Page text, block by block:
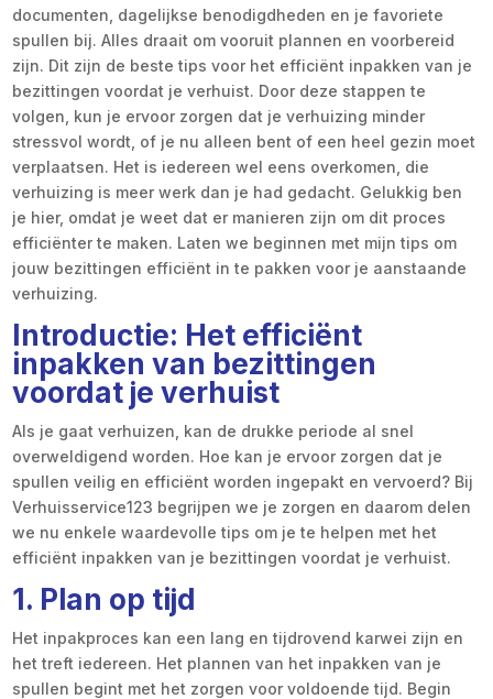
documenten, dagelijkse benodigdheden en je favoriete
spullen bij. Alles draait om vooruit plannen en voorbereid
zijn. Dit zijn de beste tips voor het efficiënt inpakken van je
bezittingen voordat je verhuist. Door deze stappen te
volgen, kun je ervoor zorgen dat je verhuizing minder
stressvol wordt, of je nu alleen bent of een heel gezin moet
verplaatsen. Het is iedereen wel eens overkomen, die
verhuizing is meer werk dan je had gedacht. Gelukkig ben
je hier, omdat je weet dat er manieren zijn om dit proces
efficiënter te maken. Laten we beginnen met mijn tips om
jouw bezittingen efficiënt in te pakken voor je aanstaande
verhuizing.
Introductie: Het efficiënt
inpakken van bezittingen
voordat je verhuist
Als je gaat verhuizen, kan de drukke periode al snel
overweldigend worden. Hoe kan je ervoor zorgen dat je
spullen veilig en efficiënt worden ingepakt en vervoerd? Bij
Verhuisservice123 begrijpen we je zorgen en daarom delen
we nu enkele waardevolle tips om je te helpen met het
efficiënt inpakken van je bezittingen voordat je verhuist.
1. Plan op tijd
Het inpakproces kan een lang en tijdrovend karwei zijn en
het treft iedereen. Het plannen van het inpakken van je
spullen begint met het zorgen voor voldoende tijd. Begin